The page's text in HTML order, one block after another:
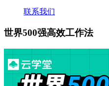
联系我们
世界500强高效工作法